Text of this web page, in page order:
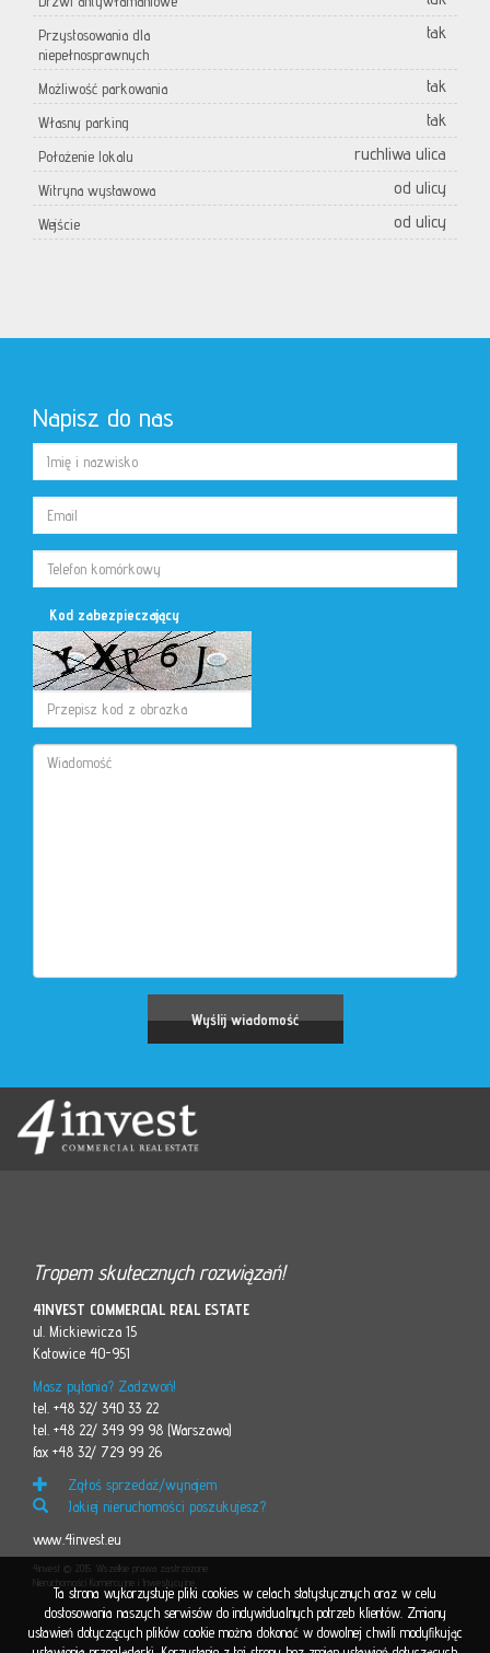
Przystosowania dla
niepełnosprawnych
tak
Możliwość parkowania tak
Własny parking tak
Położenie lokalu ruchliwa ulica
Witryna wystawowa od ulicy
Wejście od ulicy
Napisz do nas
Kod zabezpieczający
Tropem skutecznych rozwiązań!
4INVEST COMMERCIAL REAL ESTATE
ul. Mickiewicza 15
Katowice 40-951
Masz pytania? Zadzwoń!
tel. +48 32/ 340 33 22
tel. +48 22/ 349 99 98 (Warszawa)
fax +48 32/ 729 99 26
Zgłoś sprzedaż/wynajem
Jakiej nieruchomości poszukujesz?
www.4invest.eu
4invest © 2015. Wszelkie prawa zastrzeżone
Nieruchomości Komercyjne i Inwestycyjne
Ta strona wykorzystuje pliki cookies w celach statystycznych oraz w celu
dostosowania naszych serwisów do indywidualnych potrzeb klientów. Zmiany
ustawień dotyczących plików cookie można dokonać w dowolnej chwili modyfikując